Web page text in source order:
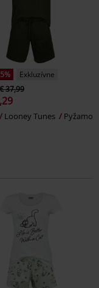
Exkluzívne
€ 37,99
Looney Tunes Pyžamo